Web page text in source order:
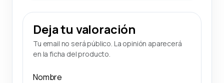
Deja tu valoración
Tu email no será público. La opinión aparecerá
en la ficha del producto.
Nombre